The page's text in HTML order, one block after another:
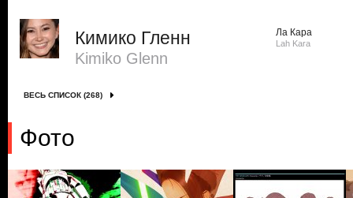
Кимико Гленн
Kimiko Glenn
Ла Кара
Lah Kara
ВЕСЬ СПИСОК (268)
Фото